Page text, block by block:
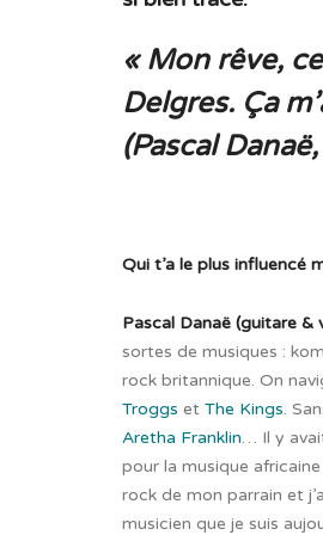
« Mon rêve,
Delgres. Ça
(Pascal
Qui t’a le plus influencé
Pascal Danaë (guitare &
sortes de musiques :
rock britannique. On
Troggs et The Kings.
Aretha Franklin… Il y
pour la musique
rock de mon parrain et
musicien que je suis